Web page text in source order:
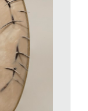
valenza
non sfugge
e dalla
di questi
vera e
nella